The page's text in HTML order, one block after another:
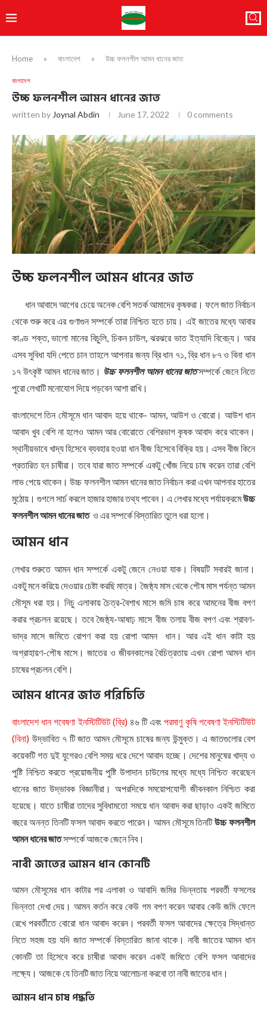
Home » বাংলাদেশ » উচ্চ ফলনশীল আমন ধানের জাত
বাংলাদেশ
উচ্চ ফলনশীল আমন ধানের জাত
written by Joynal Abdin June 17, 2022 0 comments
উচ্চ ফলনশীল আমন ধানের জাত
ধান আবাদে আগের চেয়ে অনেক বেশি সতর্ক আমাদের কৃষকরা। ফলে জাত নির্বাচন
থেকে শুরু করে এর গুণাগুন সম্পর্কে তারা নিশ্চিত হতে চায়। এই জাতের মধ্যে আবার
কাণ্ড শক্ত, ভালো মানের বিচুলি, চিকন চাউল, ঝরঝরে ভাত ইত্যাদি বিবেচ্য। আর
এসব সুবিধা যদি পেতে চান তাহলে আপনার জন্য ব্রি ধান ৭১, ব্রি ধান ৮৭ ও বিনা ধান
১৭ উৎকৃষ্ট আমন ধানের জাত। উচ্চ ফলনশীল আমন ধানের জাতসম্পর্কে জেনে নিতে
পুরো লেখাটি মনোযোগ দিয়ে পড়বেন আশা রাখি।
বাংলাদেশে তিন মৌসূমে ধান আবাদ হয়ে থাকে- আমন, আউশ ও বোরো। আউশ ধান
আবাদ খুব বেশি না হলেও আমন আর বোরোতে বেশিরভাগ কৃষক আবাদ করে থাকেন।
স্থানীয়ভাবে খাদ্য হিসেবে ব্যবহার হওয়া ধান বীজ হিসেবে বিক্রি হয়। এসব বীজ কিনে
প্রতারিত হন চাষীরা। তবে যারা জাত সম্পর্কে একটু খোঁজ নিয়ে চাষ করেন তারা বেশি
লাভ পেয়ে থাকেন। উচ্চ ফলনশীল আমন ধানের জাত নির্বাচন করা এখন আপনার হাতের
মুঠোয়। গুগলে সার্চ করলে হাজার হাজার তথ্য পাবেন। এ লেখার মধ্যে পর্যায়ক্রমেউচ্চ
ফলনশীল আমন ধানের জাত ও এর সম্পর্কে বিস্তারিত তুলে ধরা হলো।
আমনধান
লেখার শুরুতে আমন ধান সম্পর্কে একটু জেনে নেওয়া যাক। বিষয়টি সবারই জানা।
একটু মনে করিয়ে দেওয়ার চেষ্টা করছি মাত্র। জৈষ্ঠ্য মাস থেকে পৌষ মাস পর্যন্ত আমন
মৌসূম ধরা হয়। নিচু এলাকায় চৈত্র-বৈশাখ মাসে জমি চাষ করে আমনের বীজ বপণ
করার প্রচলন রয়েছে। তবে জৈষ্ঠ্য-আষাঢ় মাসে বীজ তলায় বীজ বপণ এবং শ্রাবণ-
ভাদ্র মাসে জমিতে রোপণ করা হয় রোপা আমন ধান। আর এই ধান কাটা হয়
অগ্রাহায়ণ-পৌষ মাসে। জাতের ও জীবনকালের বৈচিত্রতায় এখন রোপা আমন ধান
চাষের প্রচলন বেশি।
আমনধানেরজাতপরিচিতি
বাংলাদেশ ধান গবেষণা ইনস্টিটিউট (ব্রি)৪৬ টি এবংপরমাণু কৃষি গবেষণা ইনস্টিটিউট
(বিনা) উদ্ভাবিত ৭ টি জাত আমন মৌসূমে চাষের জন্য উন্মুক্ত। এ জাতগুলোর বেশ
কয়েকটি গত দুই যুগেরও বেশি সময় ধরে দেশে আবাদ হচ্ছে। দেশের মানুষের খাদ্য ও
পুষ্টি নিশ্চিত করতে প্রয়োজনীয় পুষ্টি উপাদান চাউলের মধ্যে মধ্যে নিশ্চিত করেছেন
ধানের জাত উদ্ভাবক বিজ্ঞানীরা। অপরদিকে সময়োপযোগী জীবনকাল নিশ্চিত করা
হয়েছে। যাতে চাষীরা তাদের সুবিধামতো সময়ে ধান আবাদ করা ছাড়াও একই জমিতে
বছরে অনন্ত তিনটি ফসল আবাদ করতে পারেন। আমন মৌসূমে তিনটিউচ্চ ফলনশীল
আমন ধানের জাতসম্পর্কে আজকে জেনে নিব।
নাবীজাতেরআমন ধান কোনটি
আমন মৌসূমের ধান কাটার পর এলাকা ও আবাদি জমির ভিন্নতায় পরবর্তী ফসলের
ভিন্নতা দেখা দেয়। আমন কর্তন করে কেউ গম বপণ করেন আবার কেউ জমি ফেলে
রেখে পরবর্তীতে বোরো ধান আবাদ করেন। পরবর্তী ফসল আবাদের ক্ষেত্রে সিদ্ধান্ত
নিতে সহজ হয় যদি জাত সম্পর্কে বিস্তারিত জানা থাকে। নাবী জাতের আমন ধান
কোনটি তা হিসেবে করে চাষীরা আবাদ করেন একই জমিতে বেশি ফসল আবাদের
লক্ষ্যে। আজকে যে তিনটি জাত নিয়ে আলোচনা করবো তা নাবী জাতের ধান।
আমন ধান চাষ পদ্ধতি